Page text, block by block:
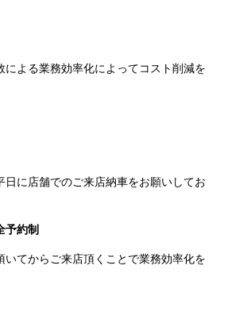
による業務効率化によってコスト削減を
日に店舗でのご来店納車をお願いしてお
予約制
いてからご来店頂くことで業務効率化を